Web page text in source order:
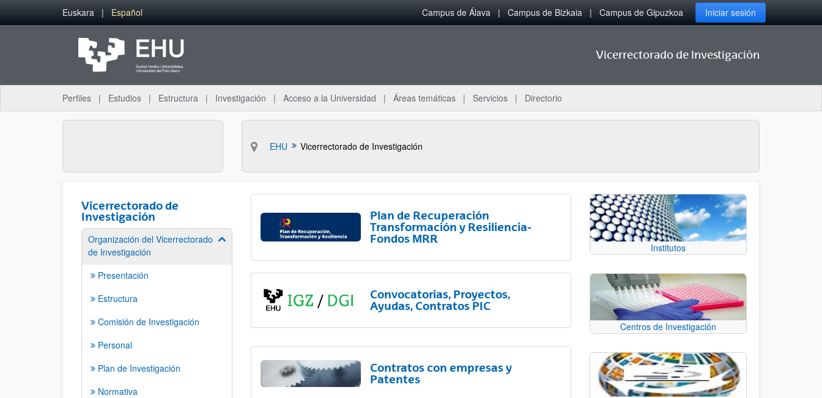
Saltar al contenido principal
Euskara Español Campus de Álava Campus de Bizkaia Campus de Gipuzkoa Iniciar sesión
Vicerrectorado de Investigación
Perfiles Estudios Estructura Investigación Acceso a la Universidad Áreas temáticas Servicios Directorio
EHU Vicerrectorado de Investigación
Vicerrectorado de
Investigación
Organización del Vicerrectorado
de Investigación
Mostrar/ocultar subpáginas
Presentación
Estructura
Comisión de Investigación
Personal
Plan de Investigación
Normativa
Plan de Recuperación
Transformación y Resiliencia-
Fondos MRR
Convocatorias, Proyectos,
Ayudas, Contratos PIC
Contratos con empresas y
Patentes
Institutos
Centros de Investigación